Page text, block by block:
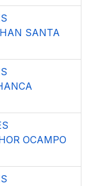
SANTA
OCAMPO